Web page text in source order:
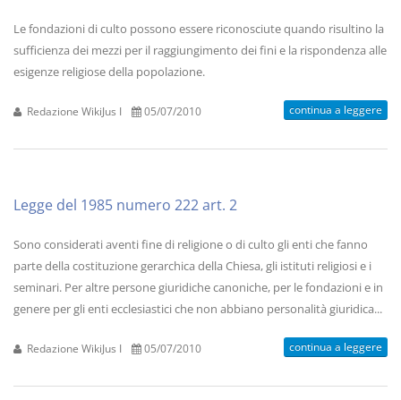
Le fondazioni di culto possono essere riconosciute quando risultino la
sufficienza dei mezzi per il raggiungimento dei fini e la rispondenza alle
esigenze religiose della popolazione.
Redazione WikiJus I 05/07/2010 continua a leggere
Legge del 1985 numero 222 art. 2
Sono considerati aventi fine di religione o di culto gli enti che fanno
parte della costituzione gerarchica della Chiesa, gli istituti religiosi e i
seminari. Per altre persone giuridiche canoniche, per le fondazioni e in
genere per gli enti ecclesiastici che non abbiano personalità giuridica...
Redazione WikiJus I 05/07/2010 continua a leggere